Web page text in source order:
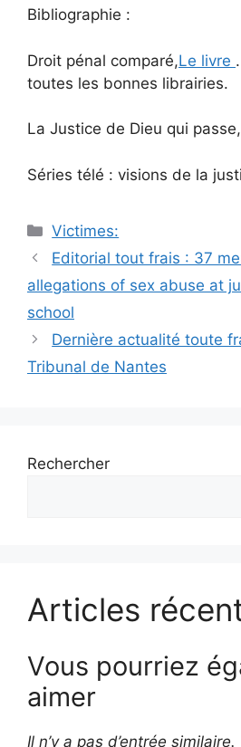
Bibliographie :
Droit pénal comparé,Le livre
toutes les bonnes librairies.
La Justice de Dieu qui passe,
Séries télé : visions de la
Catégories
Victimes:
Navigation
des
articles
Editorial tout frais : 37
allegations of sex abuse at
school
Dernière actualité toute
Tribunal de Nantes
Rechercher
Articles
Vous pourriez
aimer
Il n’y a pas d’entrée similaire.